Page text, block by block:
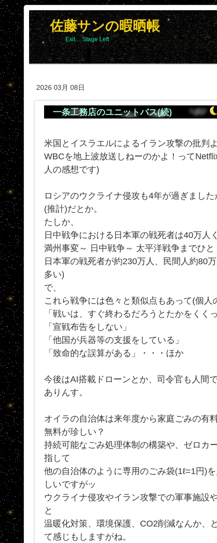
佐藤サンの暇晒帳
Exit.... Stage Left
2026 03月 08日
一条工務店のユニットバス(続)
米国とイスラエルによるイラン攻撃の批判
WBCを地上波放送しねーのかよ！って
人の感想です)
ロシアのウクライナ侵攻も4年が過ぎまし
(推計)だとか。
たしか、
日中戦争における日本軍の戦死者は40万人
満州事変～ 日中戦争～ 太平洋戦争までひ
日本軍の戦死者が約230万人、民間人約80
多い)
で、
これら戦争には色々と類似点もあって(個人
「戦いは、すぐ終わるだろうとたかをくく
「宣戦布告をしない」
「他国が兵器等の支援をしている」
「致命的な誤算がある」・・・ほか
今後はAI搭載ドローンとか、司令官も人間
ありんす。
オイラの自治体は来年度から家庭ごみの
無料が珍しい？
持続可能なごみ処理体制の構築や、ゼロカ
指して
他の自治体のように専用のごみ袋(1ℓ=1円)
しいですがッ
ウクライナ侵攻やイラン攻撃での軍事施設
と
温暖化対策、環境保護、CO2削減なんか、
て感じもしますがね。